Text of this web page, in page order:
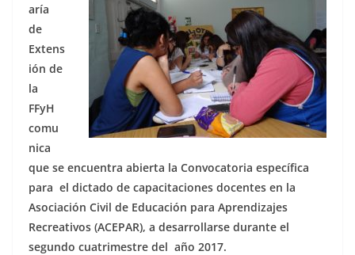
aría
de
Extens
ión de
la
FFyH
comu
nica
que se encuentra abierta la Convocatoria específica
para el dictado de capacitaciones docentes en la
Asociación Civil de Educación para Aprendizajes
Recreativos (ACEPAR), a desarrollarse durante el
segundo cuatrimestre del año 2017.